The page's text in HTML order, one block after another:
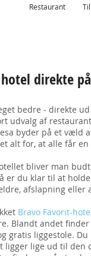
Restaurant
direkte
bedre - direkte
udvalg af
byder på et væld
alt for, at alle får
bliver man
er du klar til at
afslapning eller
Bravo Favorit-
Blandt andet
gratis liggestole.
ligger lige ud til den